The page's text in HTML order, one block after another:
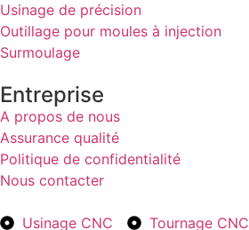
Usinage de précision
Outillage pour moules à injection
Surmoulage
Entreprise
A propos de nous
Assurance qualité
Politique de confidentialité
Nous contacter
Usinage CNC Tournage CNC